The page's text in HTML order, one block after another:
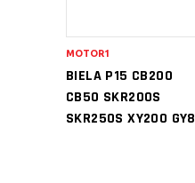
BIELA P15 CB200
CB50 SKR200S
SKR250S XY200 GY8
MOTOR1